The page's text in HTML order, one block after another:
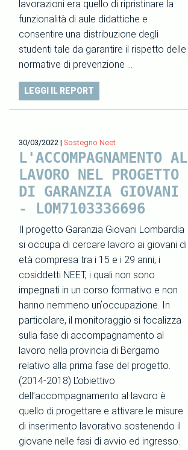
lavorazioni era quello di ripristinare la
funzionalità di aule didattiche e
consentire una distribuzione degli
studenti tale da garantire il rispetto delle
normative di prevenzione …
LEGGI IL REPORT
30/03/2022 | Sostegno Neet
L'ACCOMPAGNAMENTO AL
LAVORO NEL PROGETTO
DI GARANZIA GIOVANI
- LOM7103336696
Il progetto Garanzia Giovani Lombardia
si occupa di cercare lavoro ai giovani di
età compresa tra i 15 e i 29 anni, i
cosiddetti NEET, i quali non sono
impegnati in un corso formativo e non
hanno nemmeno unʼoccupazione. In
particolare, il monitoraggio si focalizza
sulla fase di accompagnamento al
lavoro nella provincia di Bergamo
relativo alla prima fase del progetto.
(2014-2018) L’obiettivo
dell’accompagnamento al lavoro è
quello di progettare e attivare le misure
di inserimento lavorativo sostenendo il
giovane nelle fasi di avvio ed ingresso.